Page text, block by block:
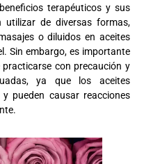
terapéuticos y sus
utilizar de diversas formas,
o diluidos en aceites
Sin embargo, es importante
con precaución y
ya que los aceites
pueden causar reacciones